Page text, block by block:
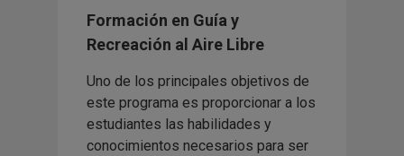
Formación en Guía y
Recreación al Aire Libre
Uno de los principales objetivos de
este programa es proporcionar a los
estudiantes las habilidades y
conocimientos necesarios para ser